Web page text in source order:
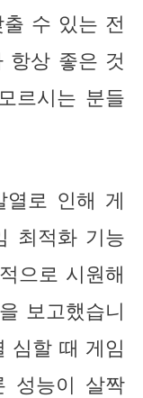
수 있는 전
항상 좋은 것
르시는 분들
열로 인해 게
최적화 기능
으로 시원해
보고했습니
심할 때 게임
성능이 살짝